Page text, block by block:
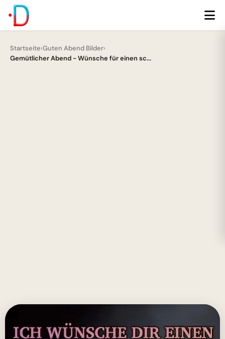
Startseite›Guten Abend Bilder›
Gemütlicher Abend - Wünsche für einen sc...